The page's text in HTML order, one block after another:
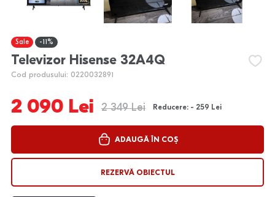
Sale -11%
Televizor Hisense 32A4Q
Cod produsului: 0220032891
2 090 Lei 2 349 Lei Reducere: - 259 Lei
ADAUGĂ ÎN COȘ
REZERVĂ OBIECTUL